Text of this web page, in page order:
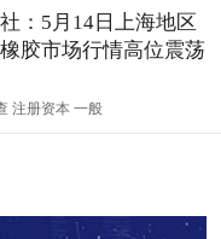
：5月14日上海地区
胶市场行情高位震荡
注册资本 一般